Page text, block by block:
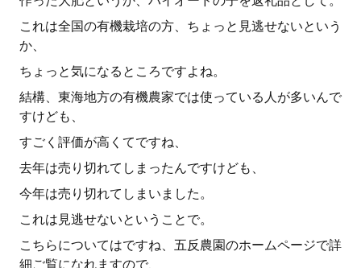
これは全国の有機栽培の方、ちょっと見逃せないという
か、
ちょっと気になるところですよね。
結構、東海地方の有機農家では使っている人が多いんで
すけども、
すごく評価が高くてですね、
去年は売り切れてしまったんですけども、
今年は売り切れてしまいました。
これは見逃せないということで。
こちらについてはですね、五反農園のホームページで詳
細ご覧になれますので、